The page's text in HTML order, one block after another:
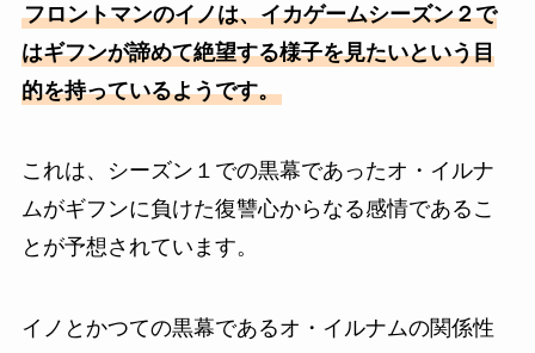
フロントマンのイノは、イカゲームシーズン２で
はギフンが諦めて絶望する様子を見たいという目
的を持っているようです。
これは、シーズン１での黒幕であったオ・イルナ
ムがギフンに負けた復讐心からなる感情であるこ
とが予想されています。
イノとかつての黒幕であるオ・イルナムの関係性